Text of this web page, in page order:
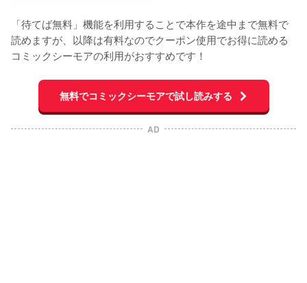
「待てば無料」機能を利用することで本作を途中まで無料で
読めますが、以降は有料なのでクーポン使用でお得に読める
コミックシーモアの利用がおすすめです！
無料でコミックシーモアで試し読みする
AD